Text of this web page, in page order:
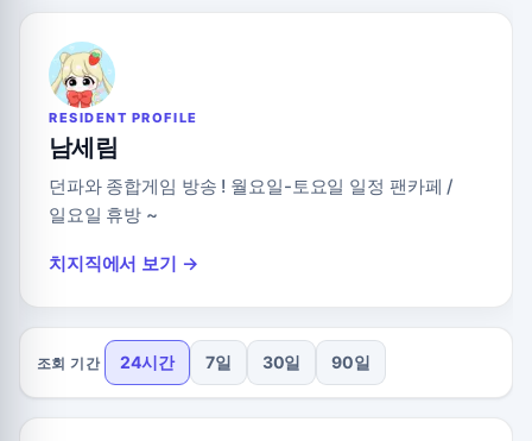
RESIDENT PROFILE
남세림
던파와 종합게임 방송 ! 월요일-토요일 일정 팬카페 /
일요일 휴방 ~
치지직에서 보기 →
조회 기간 24시간 7일 30일 90일